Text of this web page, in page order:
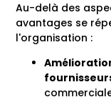
Au-delà des
avantages se
l'organisation :